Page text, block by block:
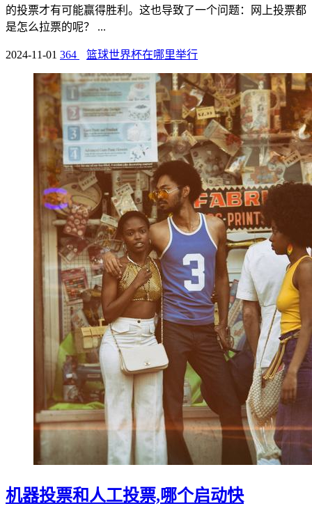
的投票才有可能赢得胜利。这也导致了一个问题：网上投票都
是怎么拉票的呢？ ...
2024-11-01 364 篮球世界杯在哪里举行
机器投票和人工投票,哪个启动快